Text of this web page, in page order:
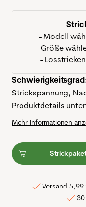
- Modell
- Größe
-
Schwierigkeitsgrad:
Strickspannung,
Produktdetails
Mehr Informationen
Versand 5,99
30